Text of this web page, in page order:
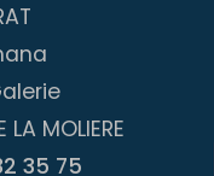
MOLIERE
35 75